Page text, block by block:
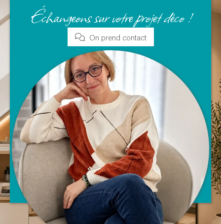
Échangeons sur votre projet déco !
On prend contact